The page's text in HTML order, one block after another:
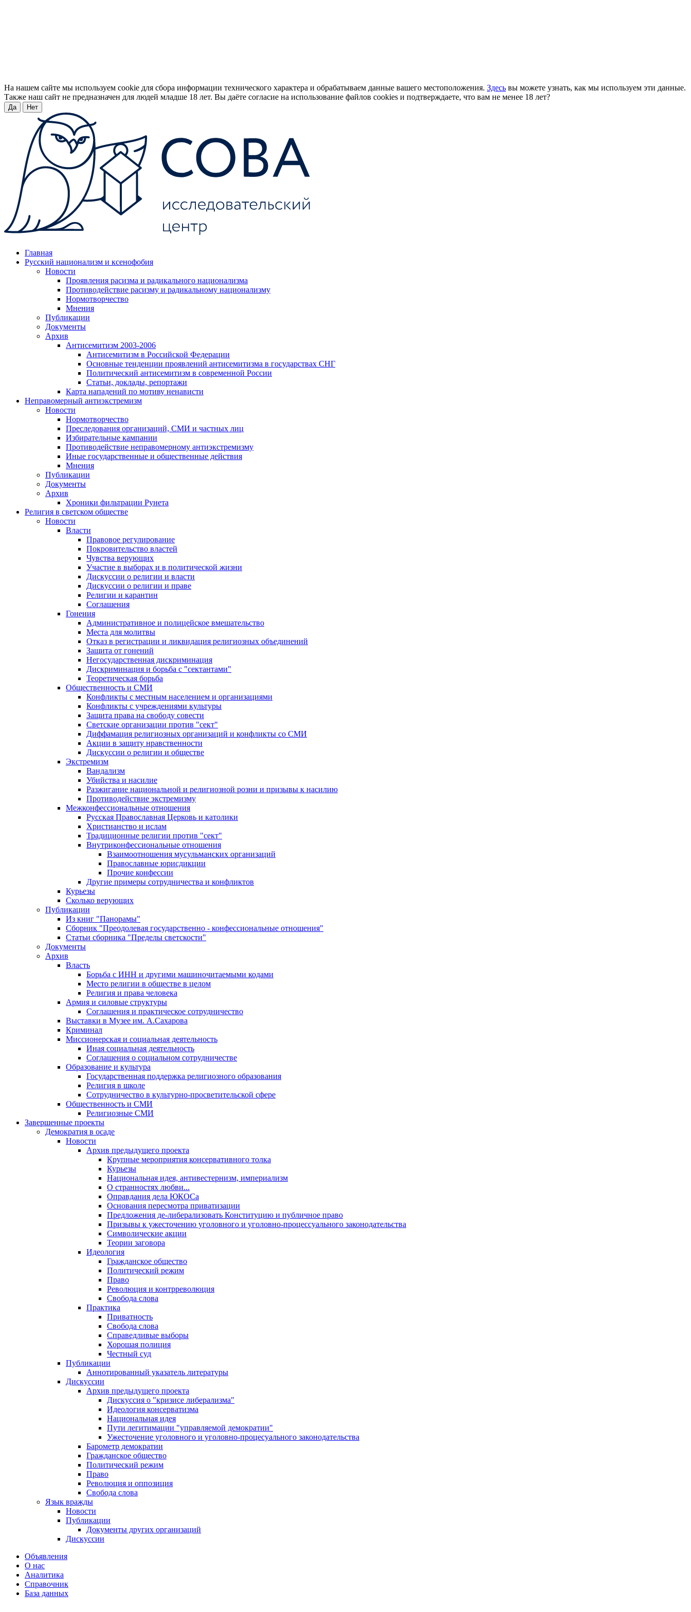
На нашем сайте мы используем cookie для сбора информации технического характера и обрабатываем данные вашего местоположения. Здесь вы можете узнать, как мы используем эти данные.
Также наш сайт не предназначен для людей младше 18 лет. Вы даёте согласие на использование файлов cookies и подтверждаете, что вам не менее 18 лет?
Да Нет
Главная
Русский национализм и ксенофобия
Новости
Проявления расизма и радикального национализма
Противодействие расизму и радикальному национализму
Нормотворчество
Мнения
Публикации
Документы
Архив
Антисемитизм 2003-2006
Антисемитизм в Российской Федерации
Основные тенденции проявлений антисемитизма в государствах СНГ
Политический антисемитизм в современной России
Статьи, доклады, репортажи
Карта нападений по мотиву ненависти
Неправомерный антиэкстремизм
Новости
Нормотворчество
Преследования организаций, СМИ и частных лиц
Избирательные кампании
Противодействие неправомерному антиэкстремизму
Иные государственные и общественные действия
Мнения
Публикации
Документы
Архив
Хроники фильтрации Рунета
Религия в светском обществе
Новости
Власти
Правовое регулирование
Покровительство властей
Чувства верующих
Участие в выборах и в политической жизни
Дискуссии о религии и власти
Дискуссии о религии и праве
Религии и карантин
Соглашения
Гонения
Административное и полицейское вмешательство
Места для молитвы
Отказ в регистрации и ликвидация религиозных объединений
Защита от гонений
Негосударственная дискриминация
Дискриминация и борьба с "сектантами"
Теоретическая борьба
Общественность и СМИ
Конфликты с местным населением и организациями
Конфликты с учреждениями культуры
Защита права на свободу совести
Светские организации против "сект"
Диффамация религиозных организаций и конфликты со СМИ
Акции в защиту нравственности
Дискуссии о религии и обществе
Экстремизм
Вандализм
Убийства и насилие
Разжигание национальной и религиозной розни и призывы к насилию
Противодействие экстремизму
Межконфессиональные отношения
Русская Православная Церковь и католики
Христианство и ислам
Традиционные религии против "сект"
Внутриконфессиональные отношения
Взаимоотношения мусульманских организаций
Православные юрисдикции
Прочие конфессии
Другие примеры сотрудничества и конфликтов
Курьезы
Сколько верующих
Публикации
Из книг "Панорамы"
Сборник "Преодолевая государственно - конфессиональные отношения"
Статьи сборника "Пределы светскости"
Документы
Архив
Власть
Борьба с ИНН и другими машиночитаемыми кодами
Место религии в обществе в целом
Религия и права человека
Армия и силовые структуры
Соглашения и практическое сотрудничество
Выставки в Музее им. А.Сахарова
Криминал
Миссионерская и социальная деятельность
Иная социальная деятельность
Соглашения о социальном сотрудничестве
Образование и культура
Государственная поддержка религиозного образования
Религия в школе
Сотрудничество в культурно-просветительской сфере
Общественность и СМИ
Религиозные СМИ
Завершенные проекты
Демократия в осаде
Новости
Архив предыдущего проекта
Крупные мероприятия консервативного толка
Курьезы
Национальная идея, антивестернизм, империализм
О странностях любви...
Оправдания дела ЮКОСа
Основания пересмотра приватизации
Предложения де-либерализовать Конституцию и публичное право
Призывы к ужесточению уголовного и уголовно-процессуального законодательства
Символические акции
Теории заговора
Идеология
Гражданское общество
Политический режим
Право
Революция и контрреволюция
Свобода слова
Практика
Приватность
Свобода слова
Справедливые выборы
Хорошая полиция
Честный суд
Публикации
Аннотированный указатель литературы
Дискуссии
Архив предыдущего проекта
Дискуссия о "кризисе либерализма"
Идеология консерватизма
Национальная идея
Пути легитимации "управляемой демократии"
Ужесточение уголовного и уголовно-процесуального законодательства
Барометр демократии
Гражданское общество
Политический режим
Право
Революция и оппозиция
Свобода слова
Язык вражды
Новости
Публикации
Документы других организаций
Дискуссии
Объявления
О нас
Аналитика
Справочник
База данных